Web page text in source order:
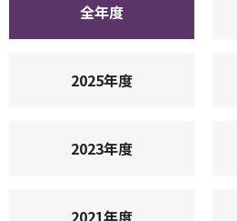
全年度
2025年度
2023年度
2021年度